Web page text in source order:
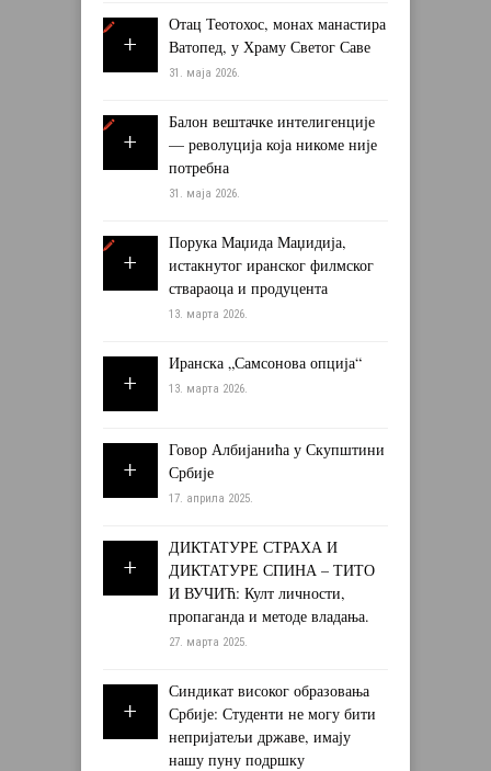
Отац Теотохос, монах манастира
Ватопед, у Храму Светог Саве
31. маја 2026.
Балон вештачке интелигенције
— револуција која никоме није
потребна
31. маја 2026.
Порука Маџида Маџидија,
истакнутог иранског филмског
ствараоца и продуцента
13. марта 2026.
Иранска „Самсонова опција“
13. марта 2026.
Говор Албијанића у Скупштини
Србије
17. априла 2025.
ДИКТАТУРЕ СТРАХА И
ДИКТАТУРЕ СПИНА – ТИТО
И ВУЧИЋ: Култ личности,
пропаганда и методе владања.
27. марта 2025.
Синдикат високог образовања
Србије: Студенти не могу бити
непријатељи државе, имају
нашу пуну подршку